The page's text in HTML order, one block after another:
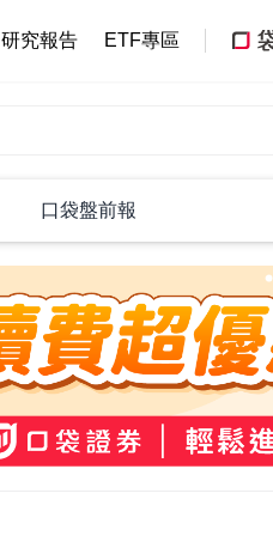
研究報告 ETF專區
口袋盤前報